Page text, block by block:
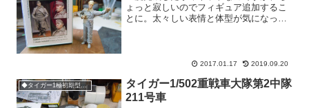
ょっと寂しいのでフィギュア追加するこ
とに。太々しい表情と体型が気になって
ア。この2体を追加しま...
2017.01.17 2019.09.20
◆タイガー1極初期型211号車
タイガー1/502重戦車大隊第2中隊
211号車